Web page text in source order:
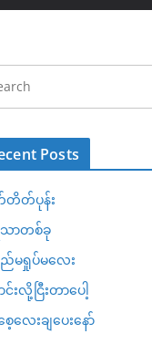
Posts
တ်ပုန်း
ာတစ်ခု
မရှုပ်မလေး
းလို့ငြီးတာပေါ့
ေ့လေးချပေးနော်